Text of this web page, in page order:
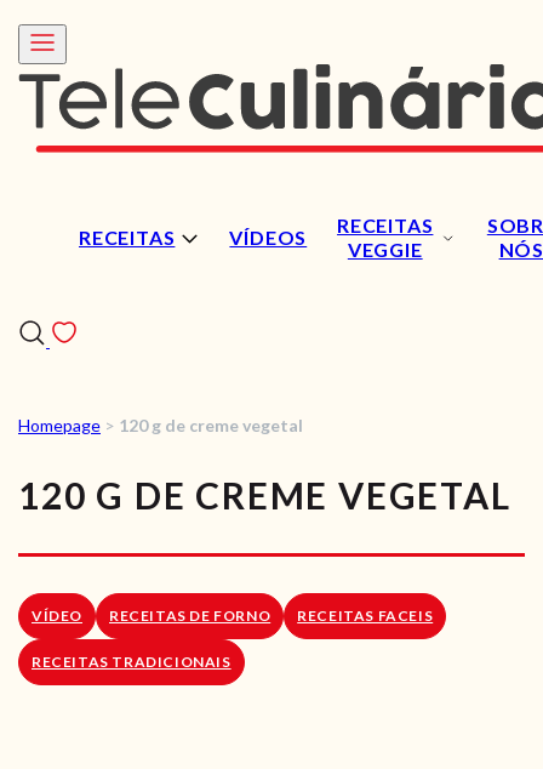
RECEITAS VÍDEOS
RECEITAS
VEGGIE
NÓS
RECEITAS
VÍDEOS
RECEITAS VEGGIE
SOBRE NÓS
LOJA ONLINE
Homepage > 120 g de creme vegetal
120 G DE CREME VEGETAL
VÍDEO RECEITAS DE FORNO RECEITAS FACEIS
RECEITAS TRADICIONAIS